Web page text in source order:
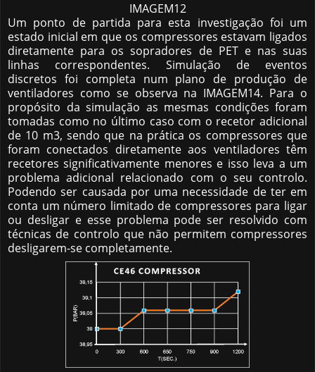
IMAGEM12
Um ponto de partida para esta investigação foi um
estado inicial em que os compressores estavam ligados
diretamente para os sopradores de PET e nas suas
linhas correspondentes. Simulação de eventos
discretos foi completa num plano de produção de
ventiladores como se observa na IMAGEM14. Para o
propósito da simulação as mesmas condições foram
tomadas como no último caso com o recetor adicional
de 10 m3, sendo que na prática os compressores que
foram conectados diretamente aos ventiladores têm
recetores significativamente menores e isso leva a um
problema adicional relacionado com o seu controlo.
Podendo ser causada por uma necessidade de ter em
conta um número limitado de compressores para ligar
ou desligar e esse problema pode ser resolvido com
técnicas de controlo que não permitem compressores
desligarem-se completamente.